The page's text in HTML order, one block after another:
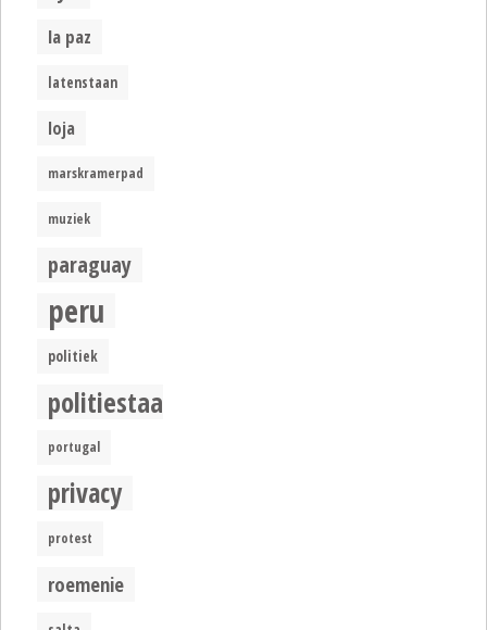
la paz
latenstaan
loja
marskramerpad
muziek
paraguay
peru
politiek
politiestaat
portugal
privacy
protest
roemenie